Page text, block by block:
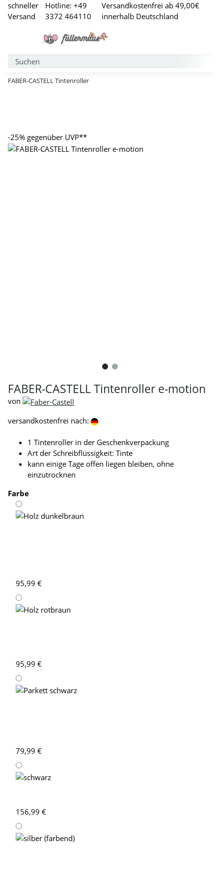
schneller
Versand
Hotline: +49
3372 464110
Versandkostenfrei ab 49,00€
innerhalb Deutschland
FABER-CASTELL Tintenroller
-25% gegenüber UVP**
FABER-CASTELL Tintenroller e-motion
von
versandkostenfrei nach:
1 Tintenroller in der Geschenkverpackung
Art der Schreibflüssigkeit: Tinte
kann einige Tage offen liegen bleiben, ohne
einzutrocknen
Farbe
Holz dunkelbraun
95,99 €
Holz rotbraun
95,99 €
Parkett schwarz
79,99 €
schwarz
156,99 €